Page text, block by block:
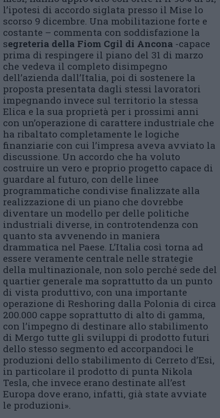
l’ipotesi di accordo siglata presso il Mise lo
scorso 9 dicembre. Una mobilitazione forte e
costante – commenta con soddisfazione la
segreteria della Fiom Cgil di Ancona -capace
prima di respingere il piano del 31 di marzo
che vedeva il completo disimpegno
dell’azienda dall’Italia, poi di sostenere la
proposta presentata dagli stessi lavoratori
impegnando invece sul territorio la stessa
Elica e la sua proprietà per i prossimi anni
con un’operazione di carattere industriale che
ha ribaltato completamente le logiche
finanziarie con cui l’impresa aveva avviato la
discussione. Un accordo che ha voluto
costruire un vero e proprio progetto capace di
guardare al futuro, con delle linee
programmatiche condivise finalizzate alla
realizzazione di un piano che dovrebbe
diventare un modello per delle politiche
industriali diverse, in controtendenza con
quanto sta avvenendo in maniera
drammatica nel Paese. L’Italia così torna ad
essere veramente centrale nelle strategie
della multinazionale, non solo perché sede del
quartier generale ma soprattutto da un punto
di vista produttivo, con una importante
operazione di Reshoring dalla Polonia di circa
200.000 cappe soprattutto di alto di gamma,
con l’impegno di destinare allo stabilimento
di Mergo tutte gli sviluppi di prodotto futuri
dello stesso segmento ed accorpandoci le
produzioni dello stabilimento di Cerreto d’Esi,
in particolare il prodotto di punta Nikola
Tesla, che invece erano destinate all’est
Europa dove erano, infatti, già state avviate
le produzioni».